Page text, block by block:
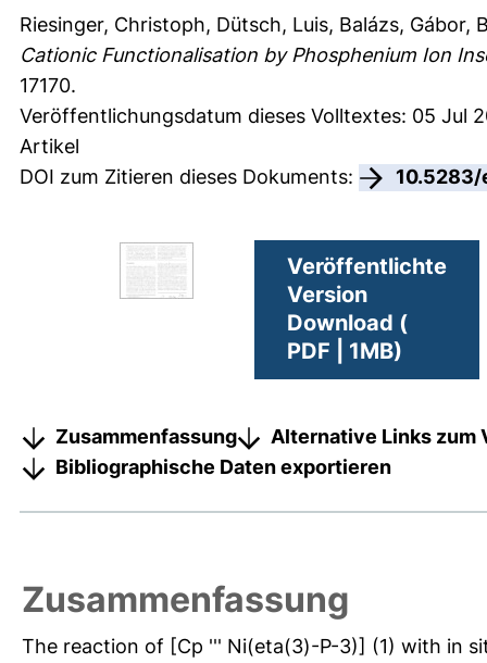
Riesinger, Christoph, Dütsch, Luis, Balázs, Gábor,
Cationic Functionalisation by Phosphenium Ion
17170.
Veröffentlichungsdatum dieses Volltextes: 05 Jul
Artikel
DOI zum Zitieren dieses Dokuments:
10.5283/
Veröffentlichte
Version
Download (
PDF | 1MB)
Zusammenfassung
Alternative Links zum
Bibliographische Daten exportieren
Zusammenfassung
The reaction of [Cp ''' Ni(eta(3)-P-3)] (1) with in